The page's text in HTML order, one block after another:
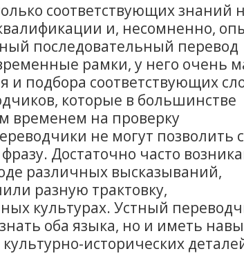
соответствующих знаний
и, несомненно,
последовательный перевод
рамки, у него очень
и подбора соответствующих
которые в большинстве
временем на проверку
не могут позволить
Достаточно часто
различных высказываний,
разную трактовку,
культурах. Устный
оба языка, но и иметь
исторических